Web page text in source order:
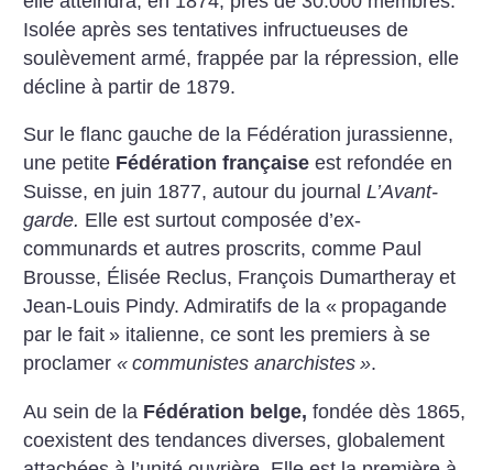
Isolée après ses tentatives infructueuses de
soulèvement armé, frappée par la répression, elle
décline à partir de 1879.
Sur le flanc gauche de la Fédération jurassienne,
une petite Fédération française est refondée en
Suisse, en juin 1877, autour du journalL’Avant-
garde. Elle est surtout composée d’ex-
communards et autres proscrits, comme Paul
Brousse, Élisée Reclus, François Dumartheray et
Jean-Louis Pindy. Admiratifs de la « propagande
par le fait » italienne, ce sont les premiers à se
proclamer« communistes anarchistes ».
Au sein de la Fédération belge, fondée dès 1865,
coexistent des tendances diverses, globalement